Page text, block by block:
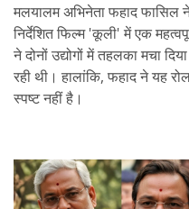
मलयालम अभिनेता फहाद फासिल
निर्देशित फिल्म 'कूली' में एक
ने दोनों उद्योगों में तहलका मचा
रही थी। हालांकि, फहाद ने यह
स्पष्ट नहीं है।